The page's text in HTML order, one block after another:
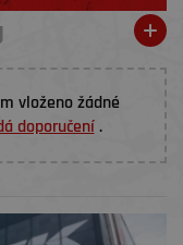
vloženo žádné
doporučení.